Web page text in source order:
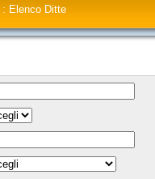
: Elenco Ditte